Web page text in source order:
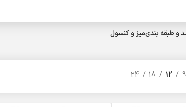
و طبقه بندیمیز و کنسول
9
12
18
24